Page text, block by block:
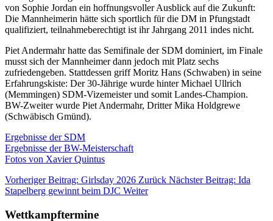
von Sophie Jordan ein hoffnungsvoller Ausblick auf die Zukunft:
Die Mannheimerin hätte sich sportlich für die DM in Pfungstadt
qualifiziert, teilnahmeberechtigt ist ihr Jahrgang 2011 indes nicht.
Piet Andermahr hatte das Semifinale der SDM dominiert, im Finale
musst sich der Mannheimer dann jedoch mit Platz sechs
zufriedengeben. Stattdessen griff Moritz Hans (Schwaben) in seine
Erfahrungskiste: Der 30-Jährige wurde hinter Michael Ullrich
(Memmingen) SDM-Vizemeister und somit Landes-Champion.
BW-Zweiter wurde Piet Andermahr, Dritter Mika Holdgrewe
(Schwäbisch Gmünd).
Ergebnisse der SDM
Ergebnisse der BW-Meisterschaft
Fotos von Xavier Quintus
Vorheriger Beitrag: Girlsday 2026 Zurück Nächster Beitrag: Ida
Stapelberg gewinnt beim DJC Weiter
Wettkampftermine